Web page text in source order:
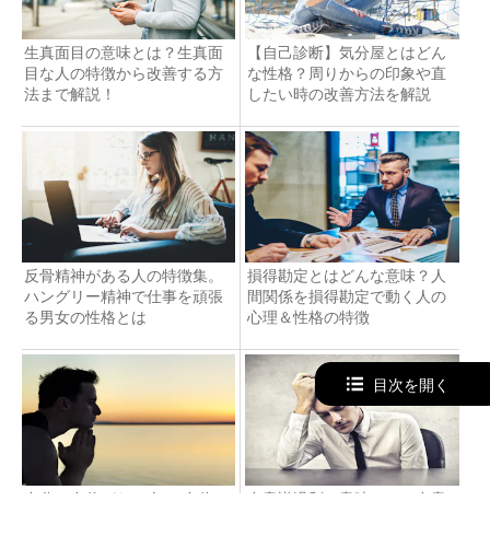
生真面目の意味とは？生真面
目な人の特徴から改善する方
法まで解説！
【自己診断】気分屋とはどん
な性格？周りからの印象や直
したい時の改善方法を解説
反骨精神がある人の特徴集。
ハングリー精神で仕事を頑張
る男女の性格とは
損得勘定とはどんな意味？人
間関係を損得勘定で動く人の
心理＆性格の特徴
自分に自信がない人の”自信の
自意識過剰の意味とは？自意
目次を開く